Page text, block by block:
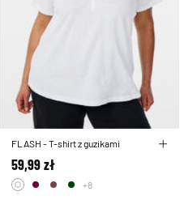
FLASH - T-shirt z guzikami
59,99 zł
+8